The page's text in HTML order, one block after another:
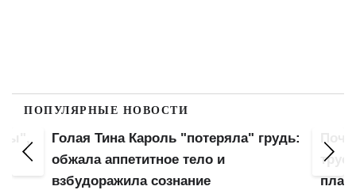
ПОПУЛЯРНЫЕ НОВОСТИ
Голая Тина Кароль "потеряла" грудь:
обжала аппетитное тело и
взбудоражила сознание